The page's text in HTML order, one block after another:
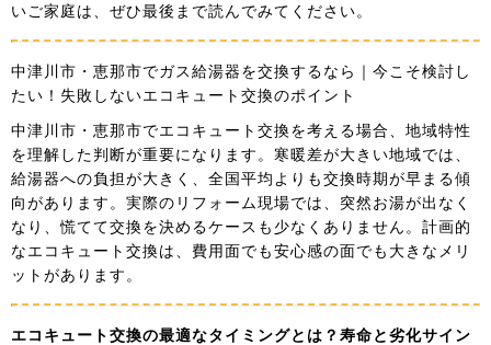
いご家庭は、ぜひ最後まで読んでみてください。
中津川市・恵那市でガス給湯器を交換するなら｜今こそ検討し
たい！失敗しないエコキュート交換のポイント
中津川市・恵那市でエコキュート交換を考える場合、地域特性
を理解した判断が重要になります。寒暖差が大きい地域では、
給湯器への負担が大きく、全国平均よりも交換時期が早まる傾
向があります。実際のリフォーム現場では、突然お湯が出なく
なり、慌てて交換を決めるケースも少なくありません。計画的
なエコキュート交換は、費用面でも安心感の面でも大きなメリ
ットがあります。
エコキュート交換の最適なタイミングとは？寿命と劣化サイン